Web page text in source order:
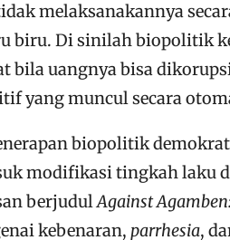
melaksanakannya
biru. Di sinilah biopolitik
bila uangnya bisa
yang muncul secara
biopolitik
modifikasi tingkah laku
berjudulAgainst
kebenaran, parrhesia,